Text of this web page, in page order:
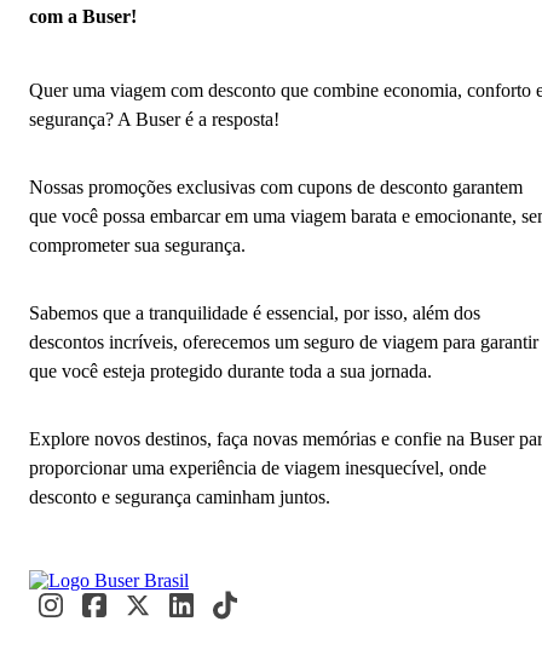
com a Buser!
Quer uma viagem com desconto que combine economia, conforto
segurança? A Buser é a resposta!
Nossas promoções exclusivas com cupons de desconto garantem
que você possa embarcar em uma viagem barata e emocionante,
comprometer sua segurança.
Sabemos que a tranquilidade é essencial, por isso, além dos
descontos incríveis, oferecemos um seguro de viagem para garantir
que você esteja protegido durante toda a sua jornada.
Explore novos destinos, faça novas memórias e confie na Buser
proporcionar uma experiência de viagem inesquecível, onde
desconto e segurança caminham juntos.